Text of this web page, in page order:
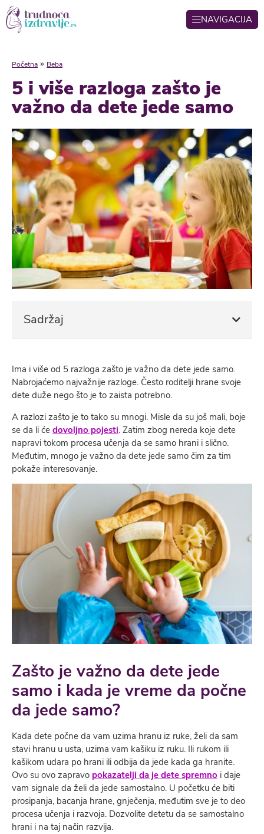
NAVIGACIJA
Početna » Beba
5 i više razloga zašto je
važno da dete jede samo
Sadržaj
Ima i više od 5 razloga zašto je važno da dete jede samo.
Nabrojaćemo najvažnije razloge. Često roditelji hrane svoje
dete duže nego što je to zaista potrebno.
A razlozi zašto je to tako su mnogi. Misle da su još mali, boje
se da li će dovoljno pojesti. Zatim zbog nereda koje dete
napravi tokom procesa učenja da se samo hrani i slično.
Međutim, mnogo je važno da dete jede samo čim za tim
pokaže interesovanje.
Zašto je važno da dete jede
samo i kada je vreme da počne
da jede samo?
Kada dete počne da vam uzima hranu iz ruke, želi da sam
stavi hranu u usta, uzima vam kašiku iz ruku. Ili rukom ili
kašikom udara po hrani ili odbija da jede kada ga hranite.
Ovo su ovo zapravo pokazatelji da je dete spremno i daje
vam signale da želi da jede samostalno. U početku će biti
prosipanja, bacanja hrane, gnječenja, međutim sve je to deo
procesa učenja i razvoja. Dozvolite detetu da se samostalno
hrani i na taj način razvija.